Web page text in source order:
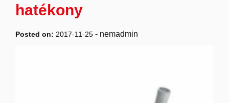
hatékony
Posted on: 2017-11-25 - nemadmin